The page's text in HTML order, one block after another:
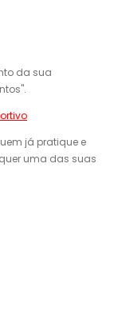
da sua
já pratique e
uma das suas